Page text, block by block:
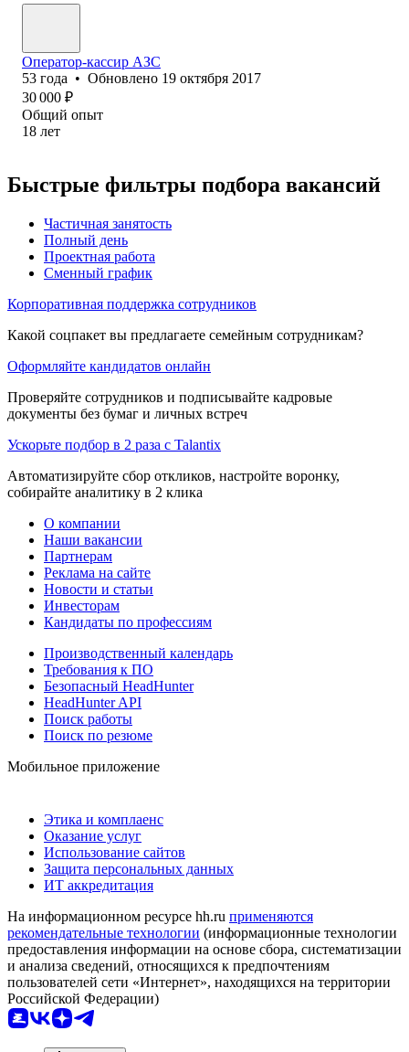
Оператор-кассир АЗС
53 года • Обновлено 19 октября 2017
30 000 ₽
Общий опыт
18 лет
Быстрые фильтры подбора вакансий
Частичная занятость
Полный день
Проектная работа
Сменный график
Корпоративная поддержка сотрудников
Какой соцпакет вы предлагаете семейным сотрудникам?
Оформляйте кандидатов онлайн
Проверяйте сотрудников и подписывайте кадровые
документы без бумаг и личных встреч
Ускорьте подбор в 2 раза с Talantix
Автоматизируйте сбор откликов, настройте воронку,
собирайте аналитику в 2 клика
О компании
Наши вакансии
Партнерам
Реклама на сайте
Новости и статьи
Инвесторам
Кандидаты по профессиям
Производственный календарь
Требования к ПО
Безопасный HeadHunter
HeadHunter API
Поиск работы
Поиск по резюме
Мобильное приложение
Этика и комплаенс
Оказание услуг
Использование сайтов
Защита персональных данных
ИТ аккредитация
На информационном ресурсе hh.ru применяются
рекомендательные технологии (информационные технологии
предоставления информации на основе сбора, систематизации
и анализа сведений, относящихся к предпочтениям
пользователей сети «Интернет», находящихся на территории
Российской Федерации)